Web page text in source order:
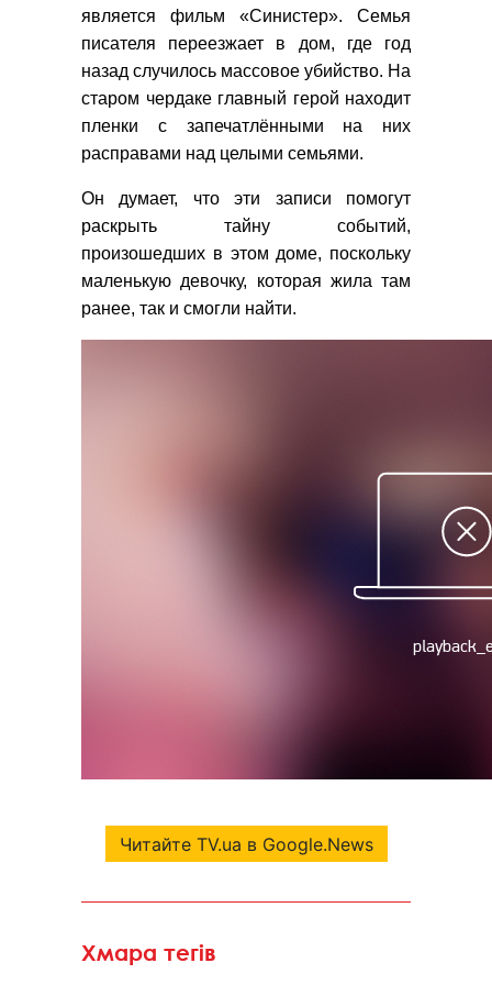
является фильм «Синистер». Семья
писателя переезжает в дом, где год
назад случилось массовое убийство. На
старом чердаке главный герой находит
пленки с запечатлёнными на них
расправами над целыми семьями.
Он думает, что эти записи помогут
раскрыть тайну событий,
произошедших в этом доме, поскольку
маленькую девочку, которая жила там
ранее, так и смогли найти.
Читайте TV.ua в Google.News
Хмара тегів